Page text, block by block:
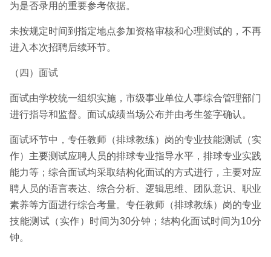
为是否录用的重要参考依据。
未按规定时间到指定地点参加资格审核和心理测试的，不再
进入本次招聘后续环节。
（四）面试
面试由学校统一组织实施，市级事业单位人事综合管理部门
进行指导和监督。面试成绩当场公布并由考生签字确认。
面试环节中，专任教师（排球教练）岗的专业技能测试（实
作）主要测试应聘人员的排球专业指导水平，排球专业实践
能力等；综合面试均采取结构化面试的方式进行，主要对应
聘人员的语言表达、综合分析、逻辑思维、团队意识、职业
素养等方面进行综合考量。专任教师（排球教练）岗的专业
技能测试（实作）时间为30分钟；结构化面试时间为10分
钟。